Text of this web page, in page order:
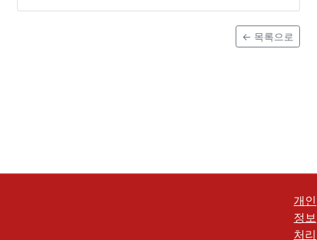
← 목록으로
개인
정보
처리